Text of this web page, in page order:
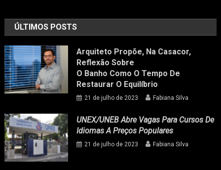
ÚLTIMOS POSTS
Arquiteto Propõe, Na Casacor,
Reflexão Sobre
O Banho Como O Tempo De
Restaurar O Equilíbrio
21 de julho de 2023 Fabiana Silva
UNEX/UNEB Abre Vagas Para Cursos De
Idiomas A Preços Populares
21 de julho de 2023 Fabiana Silva